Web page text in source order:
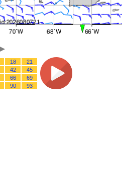
18
21
42
45
66
69
90 93